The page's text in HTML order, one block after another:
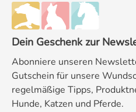
Verfügung. Die Löffel sind so geformt, dass sie problemlos in schmale Gewürzgläser oder tiefere Beutel gleiten. Bei einer maximalen Tragkraft von 500
Gramm deckt die Waage das
Salze oder Edelmetalle Mittel 45 ml Perfekt für Tee, Kräuter, Backpulver oder Speisestärke Groß
größere Mengen Präzise Messtechnik statt Schätzwerten Vergessen Sie ungenaue Messlöffel oder das händische Umrechnen. Die
Löffelwaage misst
Sie die
Messergebnis auf dem
Dosieren von
Dein Geschenk zur
Abonniere unseren
Gutschein für unsere
regelmäßige Tipps,
Hunde, Katzen und Pferde.